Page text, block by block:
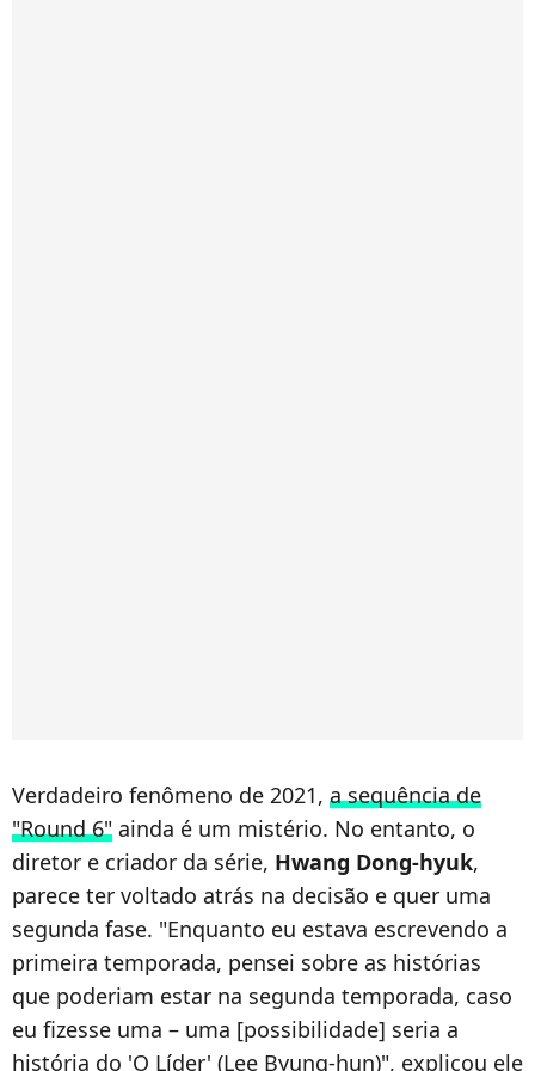
Verdadeiro fenômeno de 2021, a sequência de
"Round 6" ainda é um mistério. No entanto, o
diretor e criador da série, Hwang Dong-hyuk,
parece ter voltado atrás na decisão e quer uma
segunda fase. "Enquanto eu estava escrevendo a
primeira temporada, pensei sobre as histórias
que poderiam estar na segunda temporada, caso
eu fizesse uma – uma [possibilidade] seria a
história do 'O Líder' (Lee Byung-hun)", explicou ele